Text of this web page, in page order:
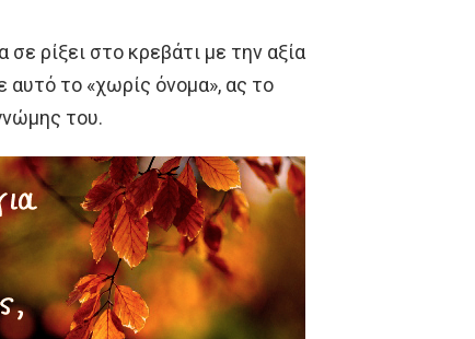
ρίξει στο κρεβάτι με την αξία
αυτό το «χωρίς όνομα», ας το
του.